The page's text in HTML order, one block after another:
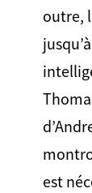
outre,
est